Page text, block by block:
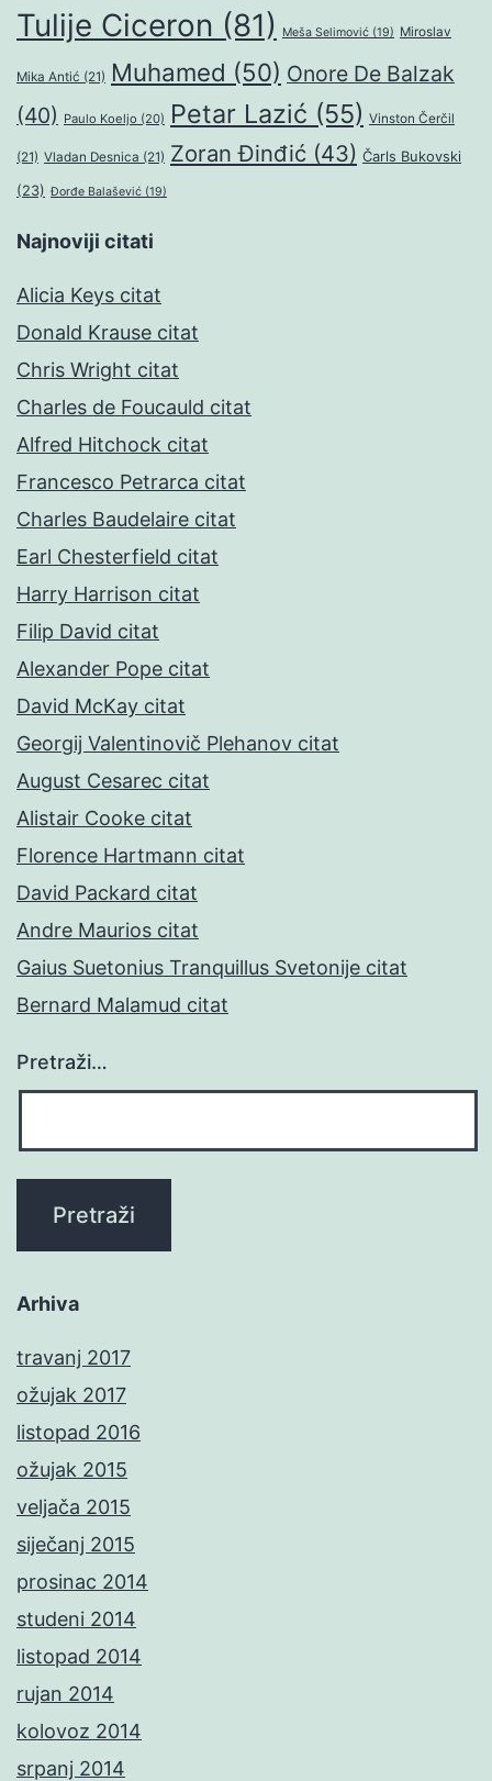
Tulije Ciceron (81) Meša Selimović (19) Miroslav
Mika Antić (21) Muhamed (50) Onore De Balzak
(40) Paulo Koeljo (20) Petar Lazić (55) Vinston Čerčil
(21) Vladan Desnica (21) Zoran Đinđić (43) Čarls Bukovski
(23) Đorđe Balašević (19)
Najnoviji citati
Alicia Keys citat
Donald Krause citat
Chris Wright citat
Charles de Foucauld citat
Alfred Hitchock citat
Francesco Petrarca citat
Charles Baudelaire citat
Earl Chesterfield citat
Harry Harrison citat
Filip David citat
Alexander Pope citat
David McKay citat
Georgij Valentinovič Plehanov citat
August Cesarec citat
Alistair Cooke citat
Florence Hartmann citat
David Packard citat
Andre Maurios citat
Gaius Suetonius Tranquillus Svetonije citat
Bernard Malamud citat
Pretraži…
Arhiva
travanj 2017
ožujak 2017
listopad 2016
ožujak 2015
veljača 2015
siječanj 2015
prosinac 2014
studeni 2014
listopad 2014
rujan 2014
kolovoz 2014
srpanj 2014